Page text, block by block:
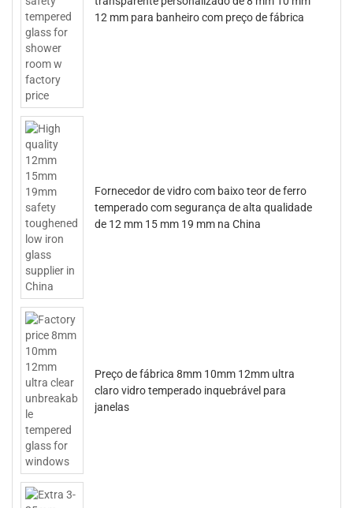
12 mm para banheiro com preço de fábrica
Fornecedor de vidro com baixo teor de ferro
temperado com segurança de alta qualidade
de 12 mm 15 mm 19 mm na China
Preço de fábrica 8mm 10mm 12mm ultra
claro vidro temperado inquebrável para
janelas